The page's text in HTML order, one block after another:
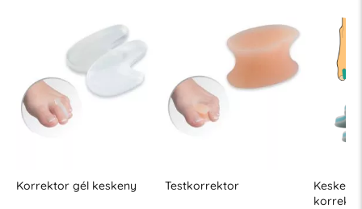
Korrektor gél keskeny Testkorrektor